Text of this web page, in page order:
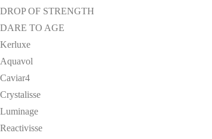
DROP OF STRENGTH
DARE TO AGE
Kerluxe
Aquavol
Caviar4
Crystalisse
Luminage
Reactivisse